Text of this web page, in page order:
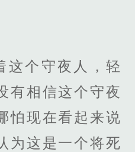
这个守夜人，轻
有相信这个守夜
怕现在看起来说
为这是一个将死